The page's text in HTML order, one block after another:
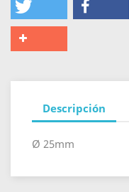
Descripción
Ø 25mm